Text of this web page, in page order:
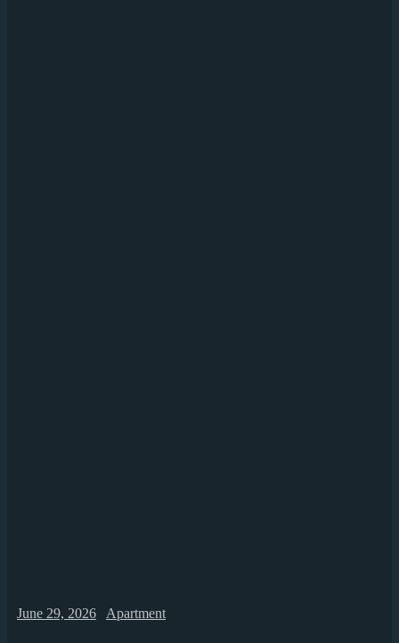
June 29, 2026 Apartment